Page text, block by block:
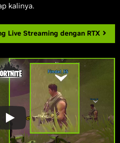
kalinya.
Live Streaming dengan RTX